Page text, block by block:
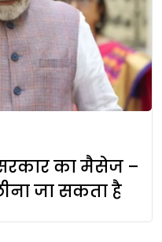
का मैसेज –
जा सकता है